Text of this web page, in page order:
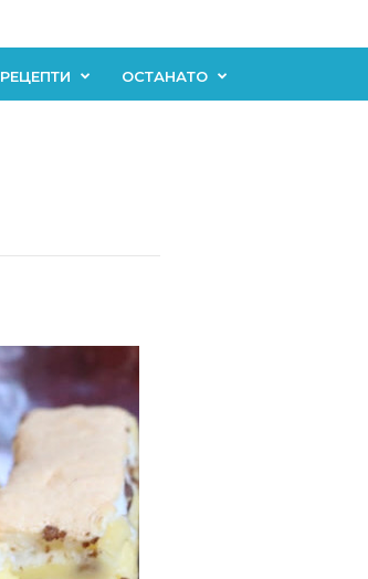
РЕЦЕПТИ ОСТАНАТО